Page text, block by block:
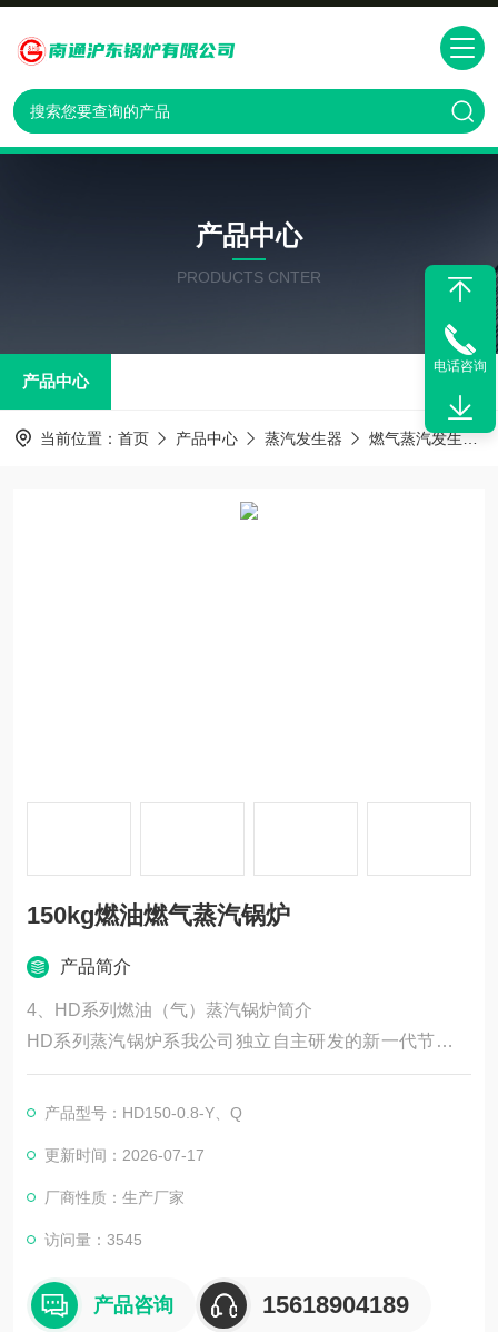
产品中心
PRODUCTS CNTER
产品中心
当前位置： 首页 产品中心 蒸汽发生器 燃气蒸汽发生器
150kg燃油燃气蒸汽锅炉
产品简介
4、HD系列燃油（气）蒸汽锅炉简介
HD系列蒸汽锅炉系我公司独立自主研发的新一代节能、
环保型蒸汽锅炉。
一、安全的结构设计
止热胀冷缩应力
的产生，使锅炉结构安全可靠，延长了使用寿命，并配备
了安全阀、压力
二、整体化的燃烧配置系统
将蒸汽锅炉和燃烧器作为一个整体来设计，这种按照锅炉
产品型号：HD150-0.8-Y、Q
更新时间：2026-07-17
厂商性质：生产厂家
访问量：3545
产品咨询 15618904189
电话咨询